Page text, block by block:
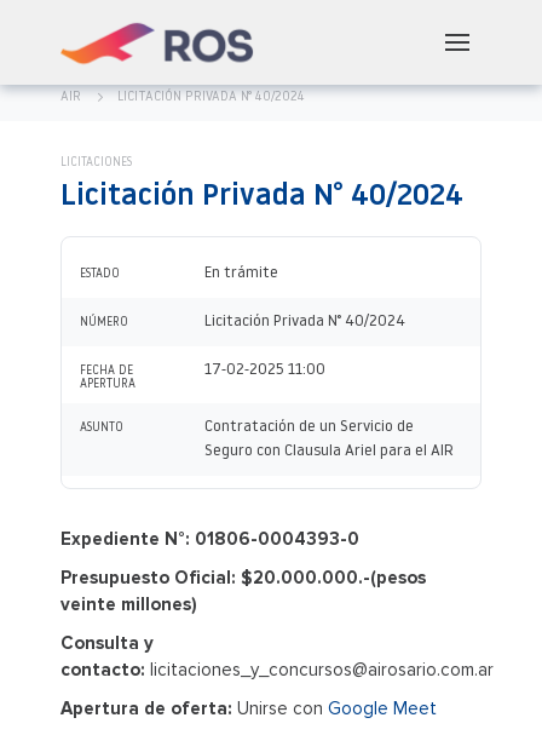
AIR LICITACIÓN PRIVADA N° 40/2024
LICITACIONES
Licitación Privada N° 40/2024
ESTADO En trámite
NÚMERO Licitación Privada N° 40/2024
FECHA DE
APERTURA
17-02-2025 11:00
ASUNTO
Contratación de un Servicio de
Seguro con Clausula Ariel para el AIR
Expediente N°: 01806-0004393-0
Presupuesto Oficial: $20.000.000.-(pesos
veinte millones)
Consulta y
contacto: licitaciones_y_concursos@airosario.com.ar
Apertura de oferta: Unirse con Google Meet